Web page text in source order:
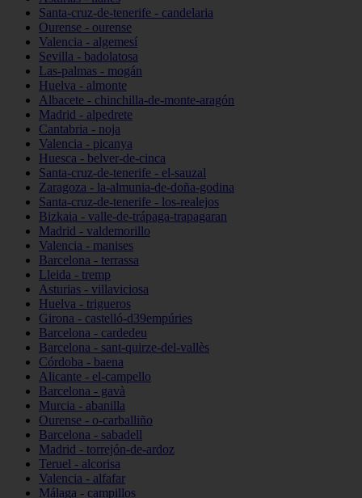
Santa-cruz-de-tenerife - candelaria
Ourense - ourense
Valencia - algemesí
Sevilla - badolatosa
Las-palmas - mogán
Huelva - almonte
Albacete - chinchilla-de-monte-aragón
Madrid - alpedrete
Cantabria - noja
Valencia - picanya
Huesca - belver-de-cinca
Santa-cruz-de-tenerife - el-sauzal
Zaragoza - la-almunia-de-doña-godina
Santa-cruz-de-tenerife - los-realejos
Bizkaia - valle-de-trápaga-trapagaran
Madrid - valdemorillo
Valencia - manises
Barcelona - terrassa
Lleida - tremp
Asturias - villaviciosa
Huelva - trigueros
Girona - castelló-d39empúries
Barcelona - cardedeu
Barcelona - sant-quirze-del-vallès
Córdoba - baena
Alicante - el-campello
Barcelona - gavà
Murcia - abanilla
Ourense - o-carballiño
Barcelona - sabadell
Madrid - torrejón-de-ardoz
Teruel - alcorisa
Valencia - alfafar
Málaga - campillos